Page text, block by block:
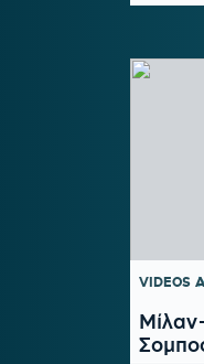
VIDEOS